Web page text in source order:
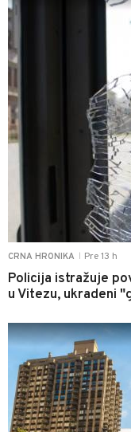
CRNA HRONIKA Pre 13 h
Policija istražuje
u Vitezu, ukradeni